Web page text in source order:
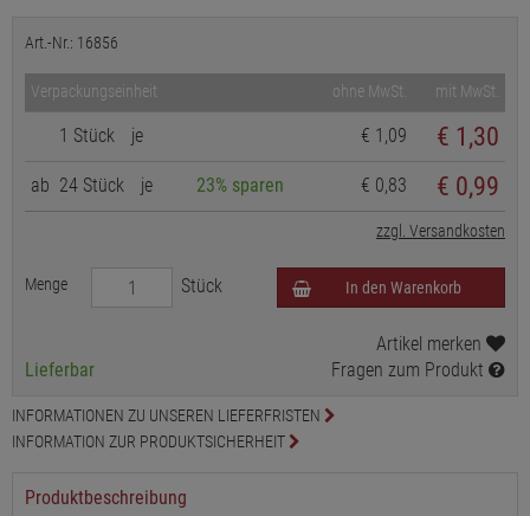
Art.-Nr.: 16856
Verpackungseinheit ohne MwSt. mit MwSt.
1 Stück je € 1,09 € 1,30
ab 24 Stück je 23% sparen € 0,83 € 0,99
zzgl. Versandkosten
Menge Stück In den Warenkorb
Lieferbar
Artikel merken
Fragen zum Produkt
INFORMATIONEN ZU UNSEREN LIEFERFRISTEN
INFORMATION ZUR PRODUKTSICHERHEIT
Produktbeschreibung